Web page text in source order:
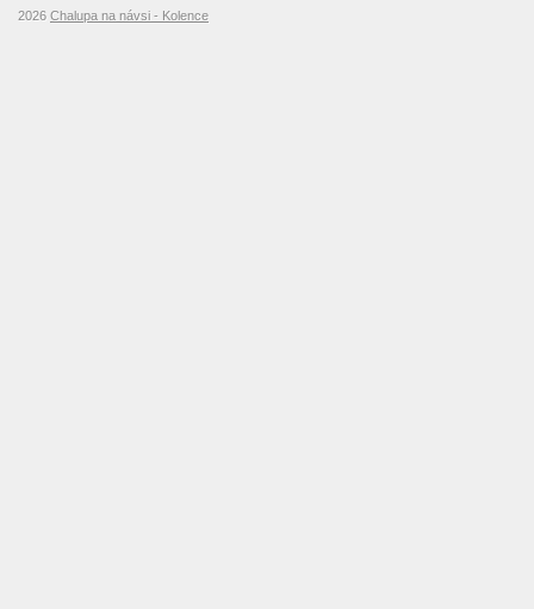
2026 Chalupa na návsi - Kolence